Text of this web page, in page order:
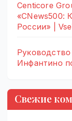
Centicore
«CNews500:
России» |
Инфантино
Свежие